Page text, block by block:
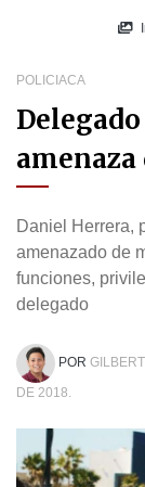
POLICIACA
Daniel Herrera,
amenazado de
funciones,
delegado
POR
DE 2018.